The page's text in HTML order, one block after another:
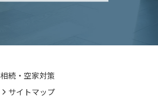
相続・空家対策
サイトマップ